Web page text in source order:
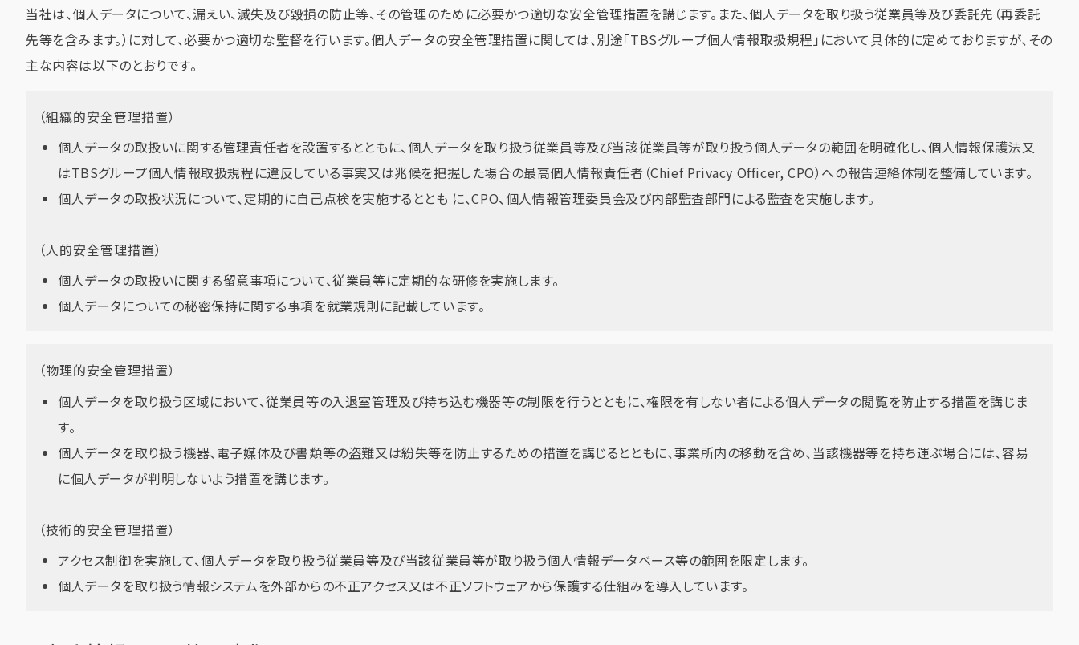
当社は、個人データについて、漏えい、滅失及び毀損の防止等、その管理のために必要かつ適切な安全管理措置を講じます。また、個人データを取り扱う従業員等及び委託先（再委託
先等を含みます。）に対して、必要かつ適切な監督を行います。個人データの安全管理措置に関しては、別途「TBSグループ個人情報取扱規程」において具体的に定めておりますが、その
主な内容は以下のとおりです。
（組織的安全管理措置）
個人データの取扱いに関する管理責任者を設置するとともに、個人データを取り扱う従業員等及び当該従業員等が取り扱う個人データの範囲を明確化し、個人情報保護法又
はTBSグループ個人情報取扱規程に違反している事実又は兆候を把握した場合の最高個人情報責任者（Chief Privacy Officer, CPO）への報告連絡体制を整備しています。
個人データの取扱状況について、定期的に自己点検を実施するととも に、CPO、個人情報管理委員会及び内部監査部門による監査を実施します。
（人的安全管理措置）
個人データの取扱いに関する留意事項について、従業員等に定期的な研修を実施します。
個人データについての秘密保持に関する事項を就業規則に記載しています。
（物理的安全管理措置）
個人データを取り扱う区域において、従業員等の入退室管理及び持ち込む機器等の制限を行うとともに、権限を有しない者による個人データの閲覧を防止する措置を講じま
す。
個人データを取り扱う機器、電子媒体及び書類等の盗難又は紛失等を防止するための措置を講じるとともに、事業所内の移動を含め、当該機器等を持ち運ぶ場合には、容易
に個人データが判明しないよう措置を講じます。
（技術的安全管理措置）
アクセス制御を実施して、個人データを取り扱う従業員等及び当該従業員等が取り扱う個人情報データベース等の範囲を限定します。
個人データを取り扱う情報システムを外部からの不正アクセス又は不正ソフトウェアから保護する仕組みを導入しています。